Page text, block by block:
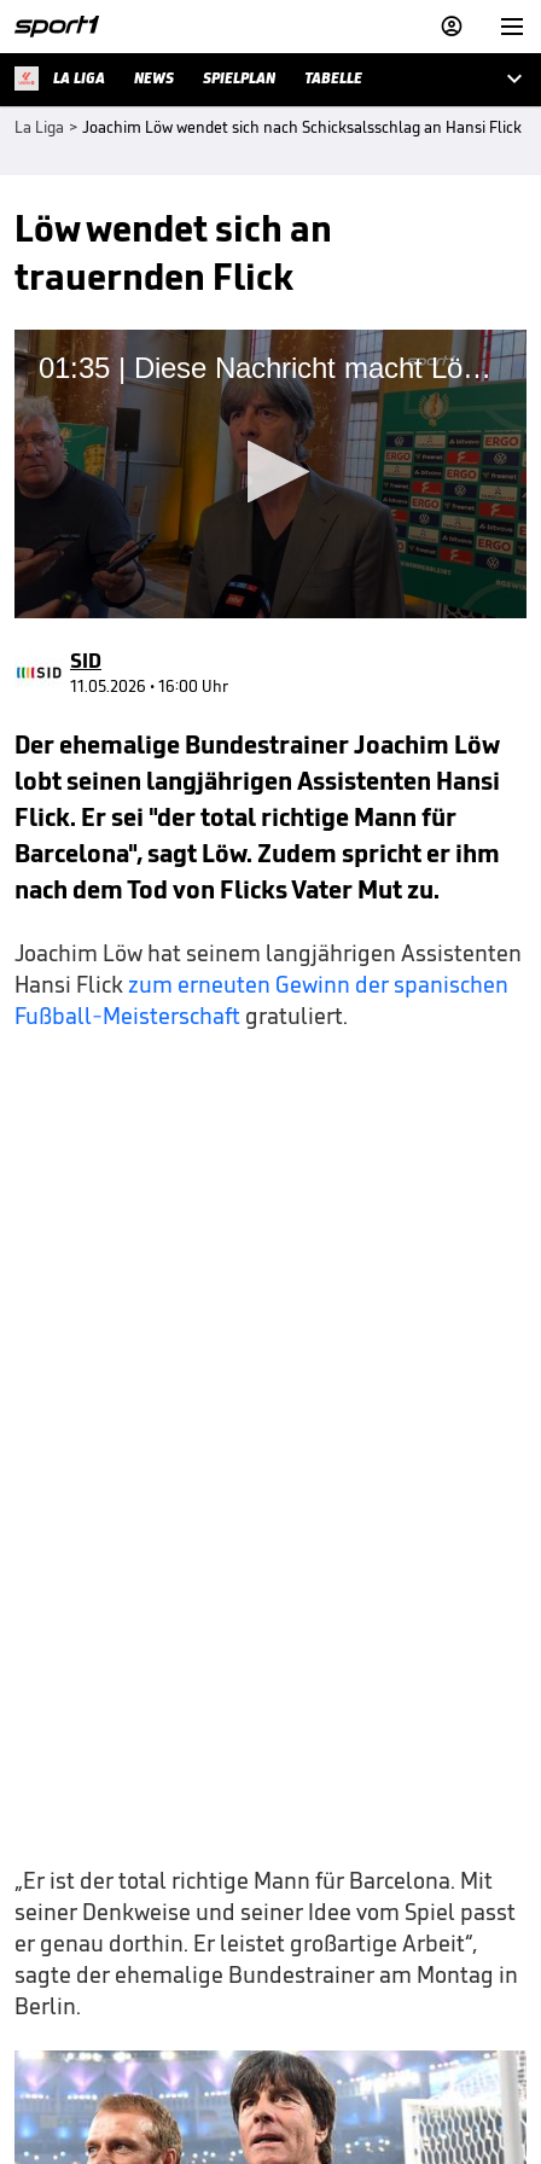


LA LIGA NEWS SPIELPLAN TABELLE 
La Liga > Joachim Löw wendet sich nach Schicksalsschlag an Hansi Flick
Löw wendet sich an
trauernden Flick
01:35 | Diese Nachricht macht Löw sehr betroffen
of
1
seconds
SID
11.05.2026 • 16:00 Uhr
Der ehemalige Bundestrainer Joachim Löw
lobt seinen langjährigen Assistenten Hansi
Flick. Er sei "der total richtige Mann für
Barcelona", sagt Löw. Zudem spricht er ihm
nach dem Tod von Flicks Vater Mut zu.
Joachim Löw hat seinem langjährigen Assistenten
Hansi Flickzum erneuten Gewinn der spanischen
Fußball-Meisterschaft gratuliert.
„Er ist der total richtige Mann für Barcelona. Mit
seiner Denkweise und seiner Idee vom Spiel passt
er genau dorthin. Er leistet großartige Arbeit“,
sagte der ehemalige Bundestrainer am Montag in
Berlin.